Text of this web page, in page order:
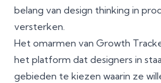
belang van design thinking in
versterken.
Het omarmen van Growth
het platform dat designers in
gebieden te kiezen waarin ze